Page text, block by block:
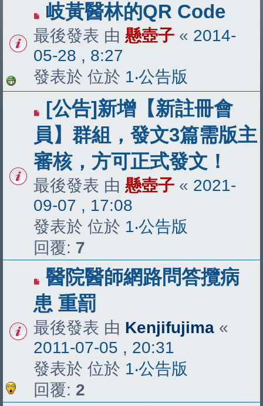
岐黃醫林的QR Code
最後發表 由 懸壺子 « 2014-
05-28 , 8:27
發表於 位於 1‧公告版
[公告]新增【新註冊會
員】群組，發文3篇需版主
審核，方可正式發文！
最後發表 由 懸壺子 « 2021-
09-07 , 17:08
發表於 位於 1‧公告版
回覆: 7
醫院醫師網路問答攬病
患 重罰
最後發表 由 Kenjifujima «
2011-07-05 , 20:31
發表於 位於 1‧公告版
回覆: 2